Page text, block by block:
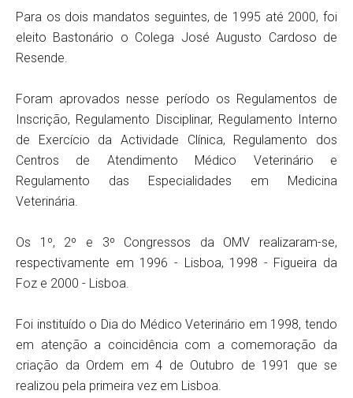
Para os dois mandatos seguintes, de 1995 até 2000, foi
eleito Bastonário o Colega José Augusto Cardoso de
Resende.
Foram aprovados nesse período os Regulamentos de
Inscrição, Regulamento Disciplinar, Regulamento Interno
de Exercício da Actividade Clínica, Regulamento dos
Centros de Atendimento Médico Veterinário e
Regulamento das Especialidades em Medicina
Veterinária.
Os 1º, 2º e 3º Congressos da OMV realizaram-se,
respectivamente em 1996 - Lisboa, 1998 - Figueira da
Foz e 2000 - Lisboa.
Foi instituído o Dia do Médico Veterinário em 1998, tendo
em atenção a coincidência com a comemoração da
criação da Ordem em 4 de Outubro de 1991 que se
realizou pela primeira vez em Lisboa.